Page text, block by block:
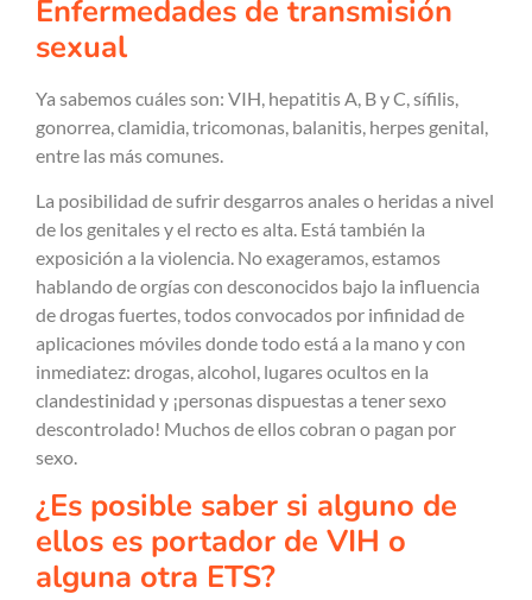
Enfermedades de transmisión
sexual
Ya sabemos cuáles son: VIH, hepatitis A, B y C, sífilis,
gonorrea, clamidia, tricomonas, balanitis, herpes genital,
entre las más comunes.
La posibilidad de sufrir desgarros anales o heridas a nivel
de los genitales y el recto es alta. Está también la
exposición a la violencia. No exageramos, estamos
hablando de orgías con desconocidos bajo la influencia
de drogas fuertes, todos convocados por infinidad de
aplicaciones móviles donde todo está a la mano y con
inmediatez: drogas, alcohol, lugares ocultos en la
clandestinidad y ¡personas dispuestas a tener sexo
descontrolado! Muchos de ellos cobran o pagan por
sexo.
¿Es posible saber si alguno de
ellos es portador de VIH o
alguna otra ETS?